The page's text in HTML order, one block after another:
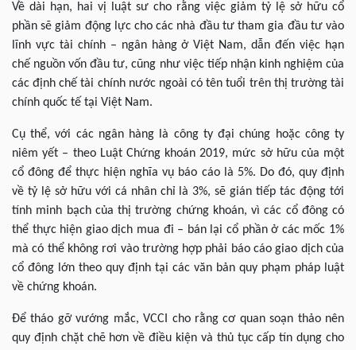
Về dài hạn, hai vị luật sư cho rằng việc giảm tỷ lệ sở hữu cổ
phần sẽ giảm động lực cho các nhà đầu tư tham gia đầu tư vào
lĩnh vực tài chính – ngân hàng ở Việt Nam, dẫn đến việc hạn
chế nguồn vốn đầu tư, cũng như việc tiếp nhận kinh nghiệm của
các định chế tài chính nước ngoài có tên tuổi trên thị trường tài
chính quốc tế tại Việt Nam.
Cụ thể, với các ngân hàng là công ty đại chúng hoặc công ty
niêm yết – theo Luật Chứng khoán 2019, mức sở hữu của một
cổ đông để thực hiện nghĩa vụ báo cáo là 5%. Do đó, quy định
về tỷ lệ sở hữu với cá nhân chỉ là 3%, sẽ gián tiếp tác động tới
tính minh bạch của thị trường chứng khoán, vì các cổ đông có
thể thực hiện giao dịch mua đi – bán lại cổ phần ở các mốc 1%
mà có thể không rơi vào trường hợp phải báo cáo giao dịch của
cổ đông lớn theo quy định tại các văn bản quy phạm pháp luật
về chứng khoán.
Để tháo gỡ vướng mắc, VCCI cho rằng cơ quan soạn thảo nên
quy định chặt chẽ hơn về điều kiện và thủ tục cấp tín dụng cho